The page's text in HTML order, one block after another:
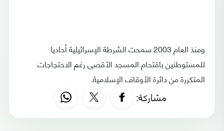
ومنذ العام 2003 سمحت الشرطة الإسرائيلية أحاديا
للمستوطنين باقتحام المسجد الأقصى رغم الاحتجاجات
المتكررة من دائرة الأوقاف الإسلامية.
مشاركة: